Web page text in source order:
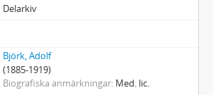
Delarkiv
Björk, Adolf
(1885-1919)
Biografiska anmärkningar Med. lic.